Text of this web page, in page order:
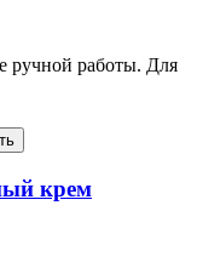
ручной работы. Для
крем